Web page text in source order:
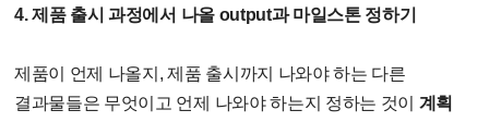
4. 제품 출시 과정에서 나올 output과 마일스톤 정하기
제품이 언제 나올지, 제품 출시까지 나와야 하는 다른
결과물들은 무엇이고 언제 나와야 하는지 정하는 것이 계획